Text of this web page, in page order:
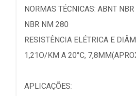
NORMAS TÉCNICAS: ABNT
NBR NM 280
RESISTÊNCIA ELÉTRICA E
1,21O/KM A 20°C,
APLICAÇÕES: